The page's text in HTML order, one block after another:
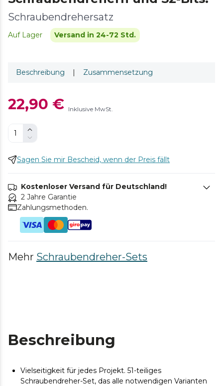
Schraubendrehersatz
Auf Lager Versand in 24-72 Std.
Beschreibung | Zusammensetzung
22,90 € Inklusive MwSt.
Sagen Sie mir Bescheid, wenn der Preis fällt
Kostenloser Versand für Deutschland!
2 Jahre Garantie
Zahlungsmethoden.
Mehr Schraubendreher-Sets
Beschreibung
Vielseitigkeit für jedes Projekt. 51-teiliges
Schraubendreher-Set, das alle notwendigen Varianten